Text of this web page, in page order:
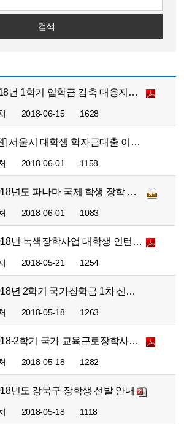
검색
[장학]2018년 1학기 입학금 감축 대응지원 추가 신청기간 운영
2018-06-15 1628
[이자지원] 서울시 대학생 학자금대출 이자지원 안내
2018-06-01 1158
[장학] 2018년도 파나마 국제 학생 장학 프로그램 안내
2018-06-01 1083
[장학] 2018년 녹색장학사업 대학생 인턴장학생 선발 모집 안내
2018-05-21 1254
[장학] 2018년 2학기 국가장학금 1차 신청 안내
2018-05-18 1263
[장학] 2018-2학기 국가 교육근로장학사업 1차 학생신청 안내
2018-05-18 1282
년도 강북구 장학생 선발 안내
2018-05-18 1118